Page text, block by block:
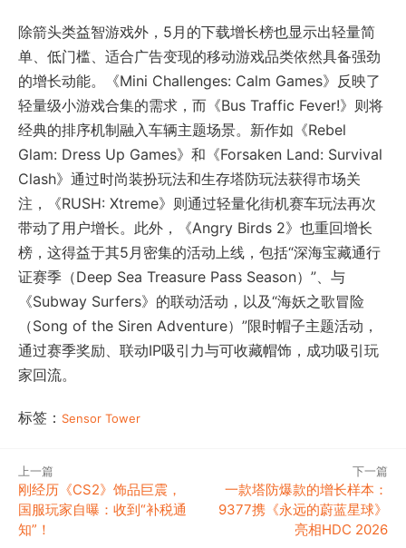
除箭头类益智游戏外，5月的下载增长榜也显示出轻量简
单、低门槛、适合广告变现的移动游戏品类依然具备强劲
的增长动能。《Mini Challenges: Calm Games》反映了
轻量级小游戏合集的需求，而《Bus Traffic Fever!》则将
经典的排序机制融入车辆主题场景。新作如《Rebel
Glam: Dress Up Games》和《Forsaken Land: Survival
Clash》通过时尚装扮玩法和生存塔防玩法获得市场关
注，《RUSH: Xtreme》则通过轻量化街机赛车玩法再次
带动了用户增长。此外，《Angry Birds 2》也重回增长
榜，这得益于其5月密集的活动上线，包括“深海宝藏通行
证赛季（Deep Sea Treasure Pass Season）”、与
《Subway Surfers》的联动活动，以及“海妖之歌冒险
（Song of the Siren Adventure）”限时帽子主题活动，
通过赛季奖励、联动IP吸引力与可收藏帽饰，成功吸引玩
家回流。
标签： Sensor Tower
上一篇
刚经历《CS2》饰品巨震，
国服玩家自曝：收到“补税通
知”！
下一篇
一款塔防爆款的增长样本：
9377携《永远的蔚蓝星球》
亮相HDC 2026